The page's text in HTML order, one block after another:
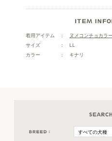
着用アイテム
ヌメコンチョカラー
サイズ
LL
カラー
キナリ